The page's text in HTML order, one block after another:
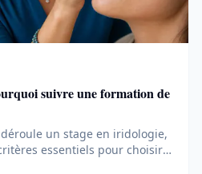
suivre une formation de
un stage en iridologie,
essentiels pour choisir